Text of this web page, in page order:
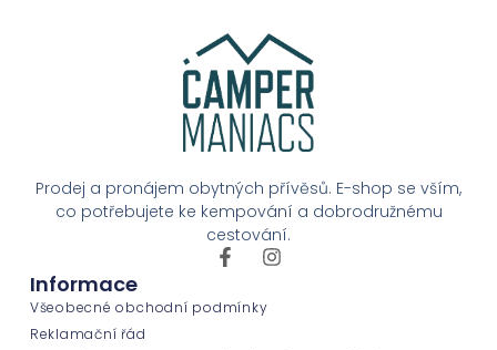
Prodej a pronájem obytných přívěsů. E-shop se vším,
co potřebujete ke kempování a dobrodružnému
cestování.
Informace
Všeobecné obchodní podmínky
Reklamační řád